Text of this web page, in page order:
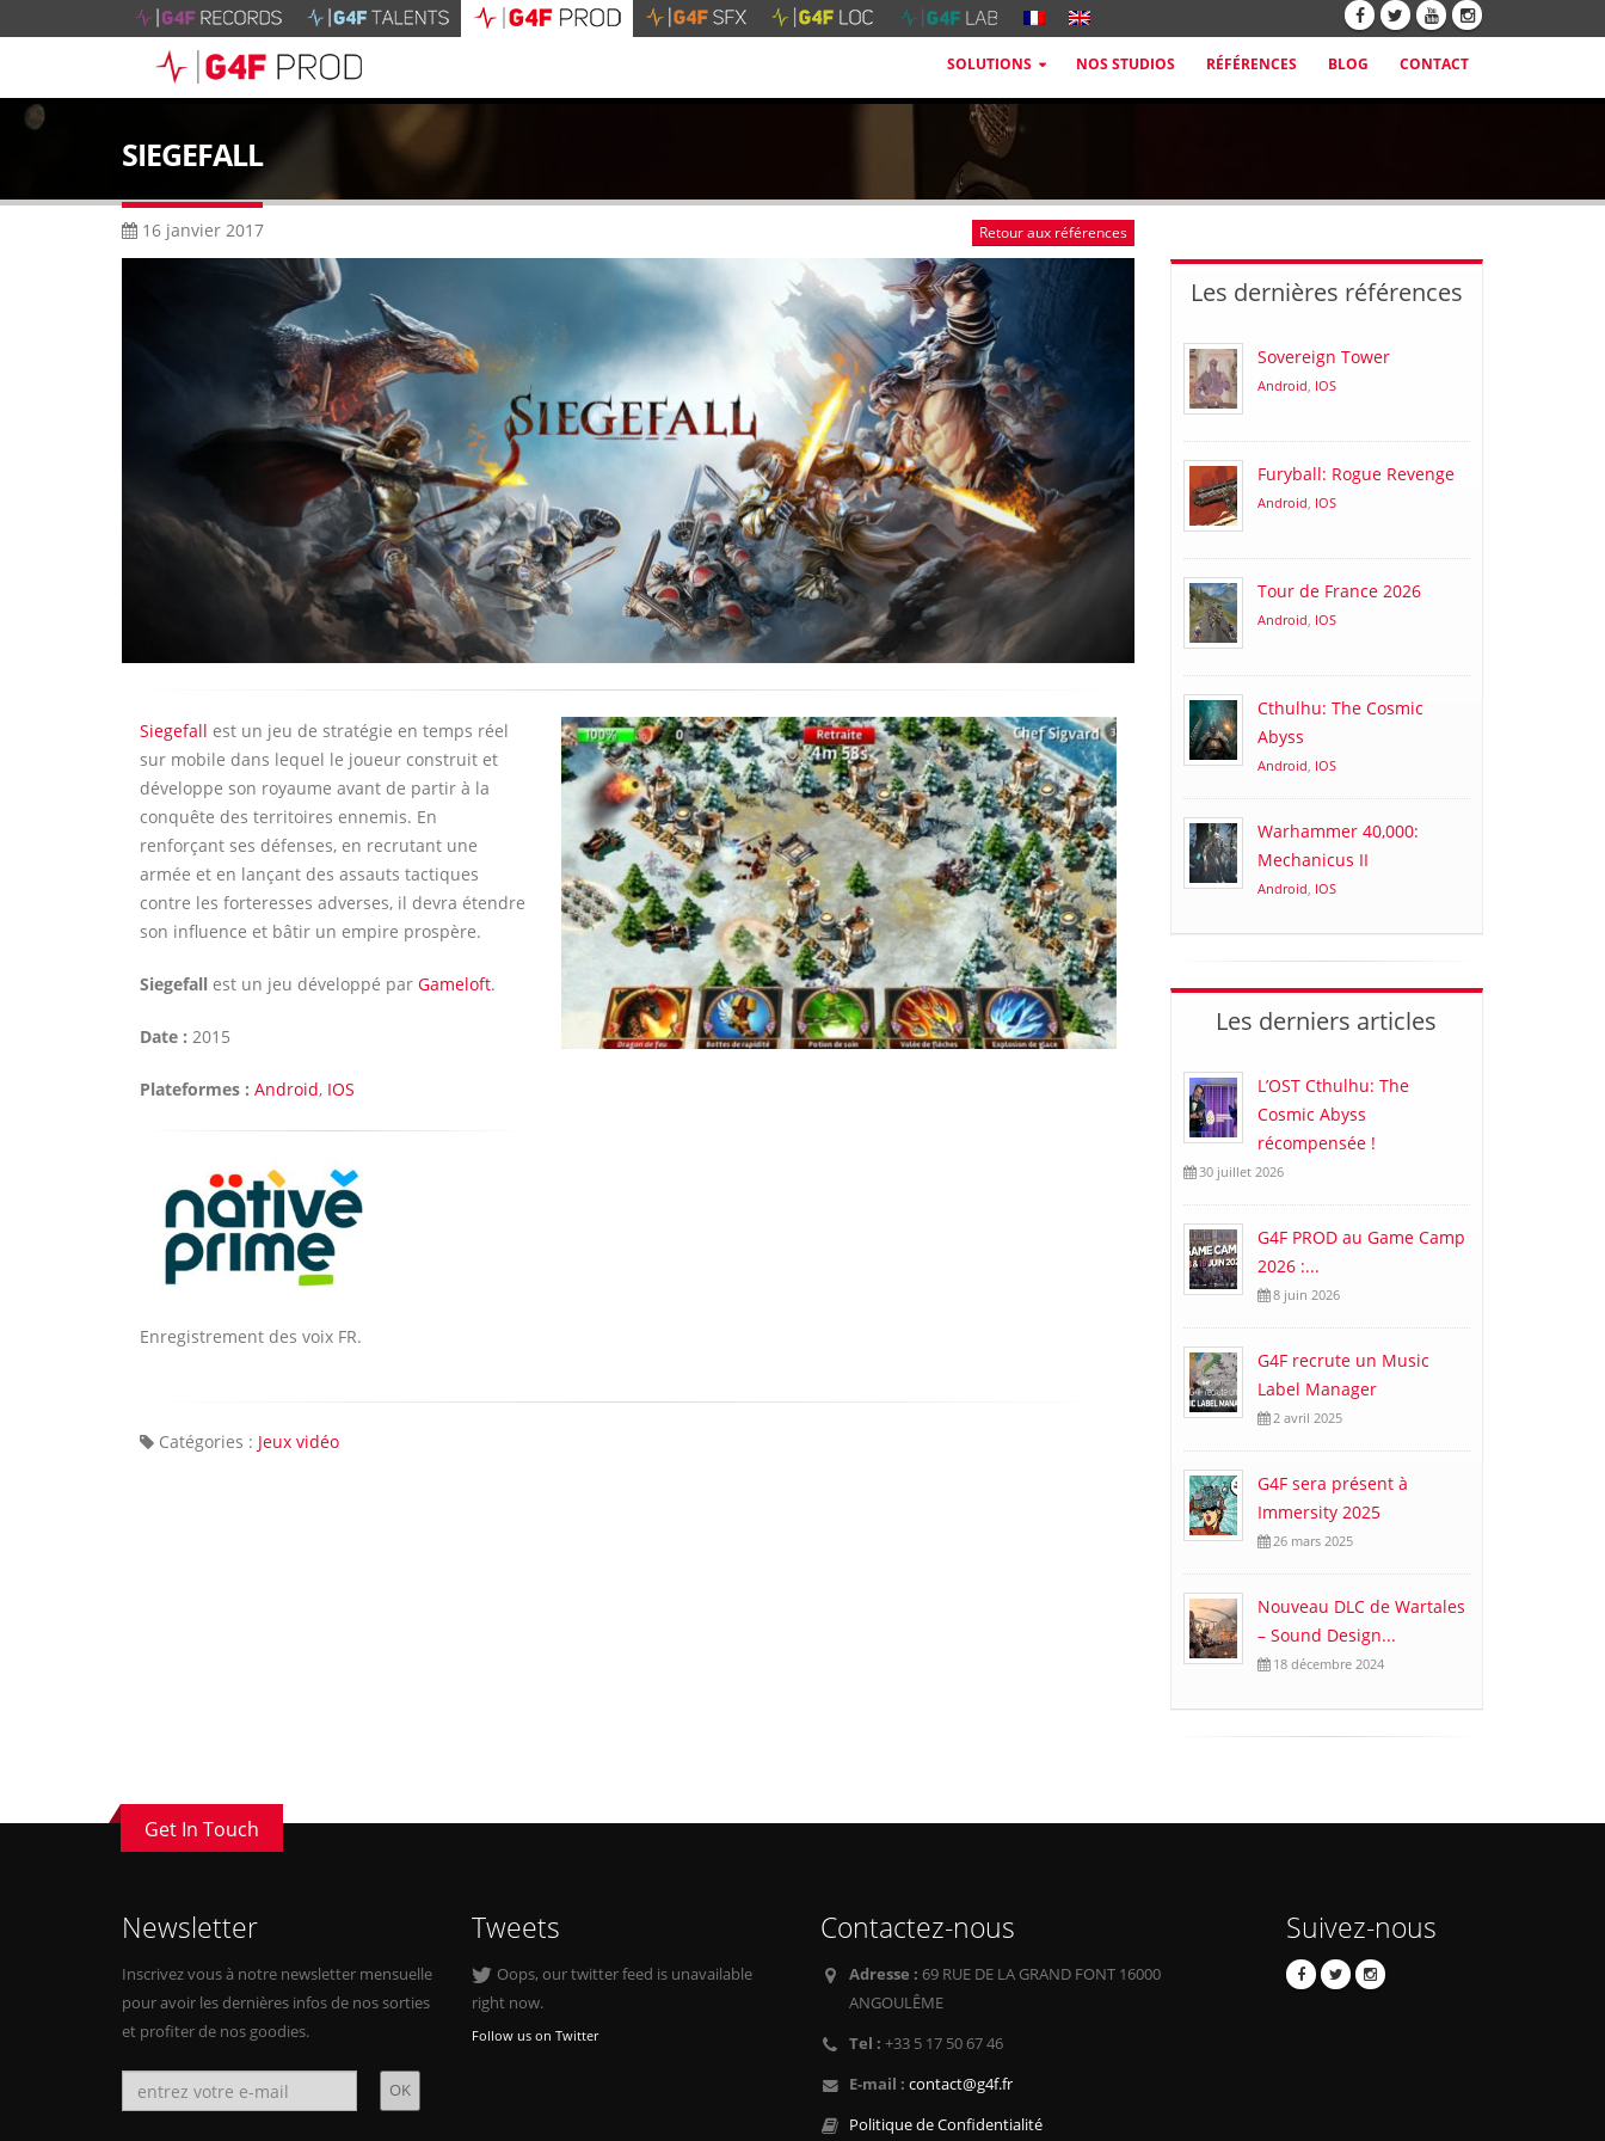
SOLUTIONS NOS STUDIOS RÉFÉRENCES BLOG CONTACT
SIEGEFALL
16 janvier 2017 Retour aux références
Siegefall est un jeu de stratégie en temps réel
sur mobile dans lequel le joueur construit et
développe son royaume avant de partir à la
conquête des territoires ennemis. En
renforçant ses défenses, en recrutant une
armée et en lançant des assauts tactiques
contre les forteresses adverses, il devra étendre
son influence et bâtir un empire prospère.
Siegefall est un jeu développé par Gameloft.
Date : 2015
Plateformes : Android, IOS
Enregistrement des voix FR.
Catégories : Jeux vidéo
Les dernières références
Sovereign Tower
Android, IOS
Furyball: Rogue Revenge
Android, IOS
Tour de France 2026
Android, IOS
Cthulhu: The Cosmic
Abyss
Android, IOS
Warhammer 40,000:
Mechanicus II
Android, IOS
Les derniers articles
L’OST Cthulhu: The
Cosmic Abyss
récompensée !
30 juillet 2026
G4F PROD au Game Camp
2026 :...
8 juin 2026
G4F recrute un Music
Label Manager
2 avril 2025
G4F sera présent à
Immersity 2025
26 mars 2025
Nouveau DLC de Wartales
– Sound Design...
18 décembre 2024
Get In Touch
Newsletter
Inscrivez vous à notre newsletter mensuelle
pour avoir les dernières infos de nos sorties
et profiter de nos goodies.
Tweets
Oops, our twitter feed is unavailable
right now.
Follow us on Twitter
Contactez-nous
Adresse : 69 RUE DE LA GRAND FONT 16000
ANGOULÊME
Tel : +33 5 17 50 67 46
E-mail : contact@g4f.fr
Politique de Confidentialité
Suivez-nous